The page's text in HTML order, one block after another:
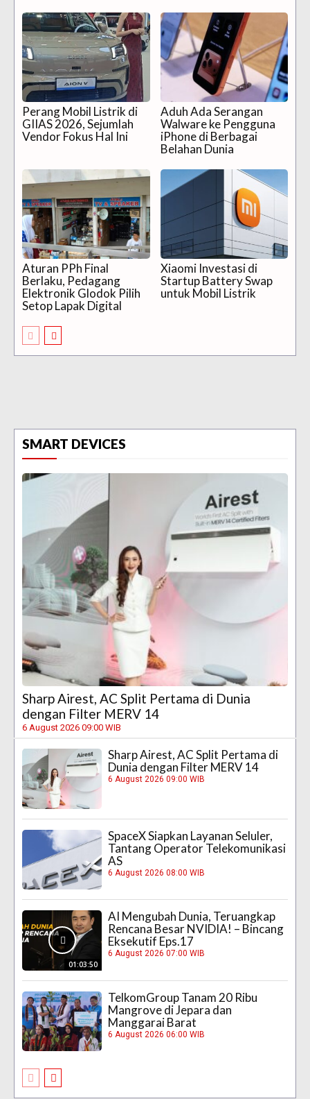
Perang Mobil Listrik di
GIIAS 2026, Sejumlah
Vendor Fokus Hal Ini
Aduh Ada Serangan
Walware ke Pengguna
iPhone di Berbagai
Belahan Dunia
Aturan PPh Final
Berlaku, Pedagang
Elektronik Glodok Pilih
Setop Lapak Digital
Xiaomi Investasi di
Startup Battery Swap
untuk Mobil Listrik
SMART DEVICES
Sharp Airest, AC Split Pertama di Dunia
dengan Filter MERV 14
6 August 2026 09:00 WIB
Sharp Airest, AC Split Pertama di
Dunia dengan Filter MERV 14
6 August 2026 09:00 WIB
SpaceX Siapkan Layanan Seluler,
Tantang Operator Telekomunikasi
AS
6 August 2026 08:00 WIB
01:03:50
AI Mengubah Dunia, Teruangkap
Rencana Besar NVIDIA! – Bincang
Eksekutif Eps.17
6 August 2026 07:00 WIB
TelkomGroup Tanam 20 Ribu
Mangrove di Jepara dan
Manggarai Barat
6 August 2026 06:00 WIB